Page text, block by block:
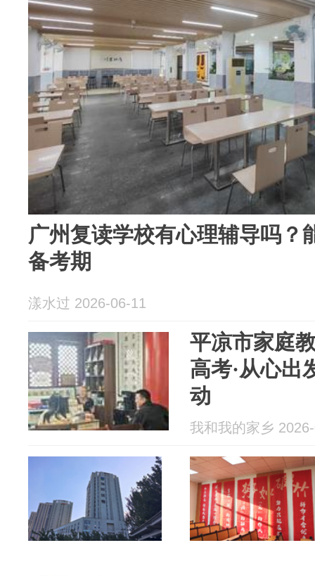
广州复读学校有心理辅导吗？
备考期
漾水过 2026-06-11
平凉市家庭
高考·从心出
动
我和我的家乡